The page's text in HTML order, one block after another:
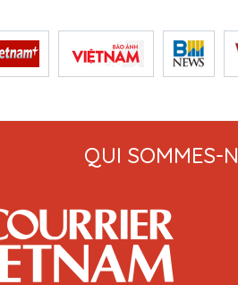
QUI SOMMES-